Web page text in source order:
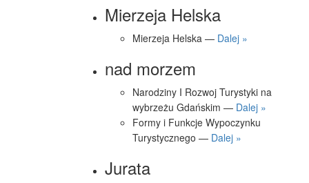
Mierzeja Helska
Mierzeja Helska — Dalej »
nad morzem
Narodziny I Rozwoj Turystyki na
wybrzeżu Gdańskim — Dalej »
Formy i Funkcje Wypoczynku
Turystycznego — Dalej »
Jurata